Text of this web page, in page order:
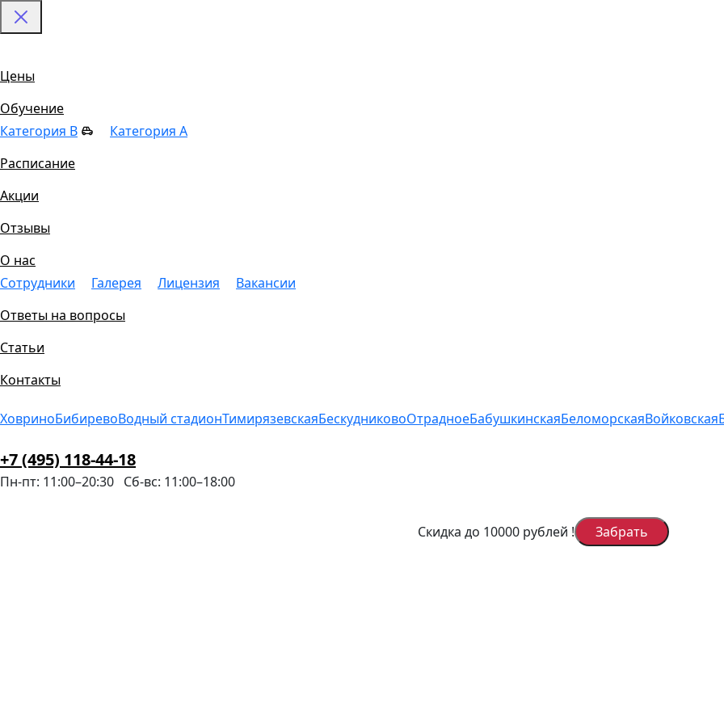
Цены
Обучение
Категория B
Категория A
Расписание
Акции
Отзывы
О нас
Сотрудники
Галерея Лицензия
Вакансии
Ответы на вопросы
Статьи
Контакты
ХовриноБибиревоВодный стадионТимирязевскаяБескудниковоОтрадноеБабушкинскаяБеломорскаяВойковская
+7 (495) 118-44-18
Пн-пт: 11:00–20:30 Сб-вс: 11:00–18:00
Скидка до 10000 рублей ! Забрать